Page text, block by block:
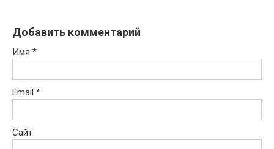
Добавить комментарий
Имя *
Email *
Сайт